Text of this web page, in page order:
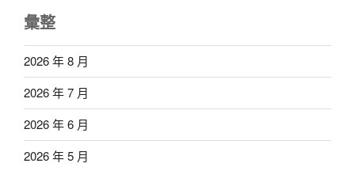
彙整
2026 年 8 月
2026 年 7 月
2026 年 6 月
2026 年 5 月